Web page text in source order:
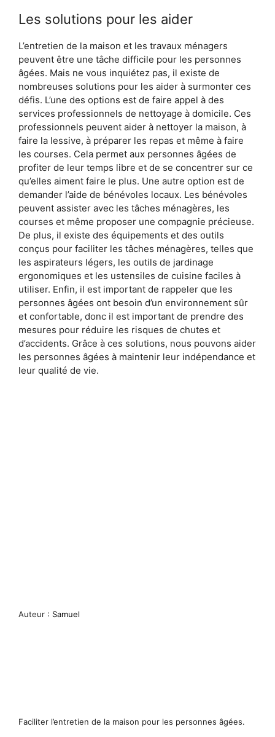
Les solutions pour les aider
L’entretien de la maison et les travaux ménagers
peuvent être une tâche difficile pour les personnes
âgées. Mais ne vous inquiétez pas, il existe de
nombreuses solutions pour les aider à surmonter ces
défis. L’une des options est de faire appel à des
services professionnels de nettoyage à domicile. Ces
professionnels peuvent aider à nettoyer la maison, à
faire la lessive, à préparer les repas et même à faire
les courses. Cela permet aux personnes âgées de
profiter de leur temps libre et de se concentrer sur ce
qu’elles aiment faire le plus. Une autre option est de
demander l’aide de bénévoles locaux. Les bénévoles
peuvent assister avec les tâches ménagères, les
courses et même proposer une compagnie précieuse.
De plus, il existe des équipements et des outils
conçus pour faciliter les tâches ménagères, telles que
les aspirateurs légers, les outils de jardinage
ergonomiques et les ustensiles de cuisine faciles à
utiliser. Enfin, il est important de rappeler que les
personnes âgées ont besoin d’un environnement sûr
et confortable, donc il est important de prendre des
mesures pour réduire les risques de chutes et
d’accidents. Grâce à ces solutions, nous pouvons aider
les personnes âgées à maintenir leur indépendance et
leur qualité de vie.
Auteur : Samuel
Faciliter l’entretien de la maison pour les personnes âgées.